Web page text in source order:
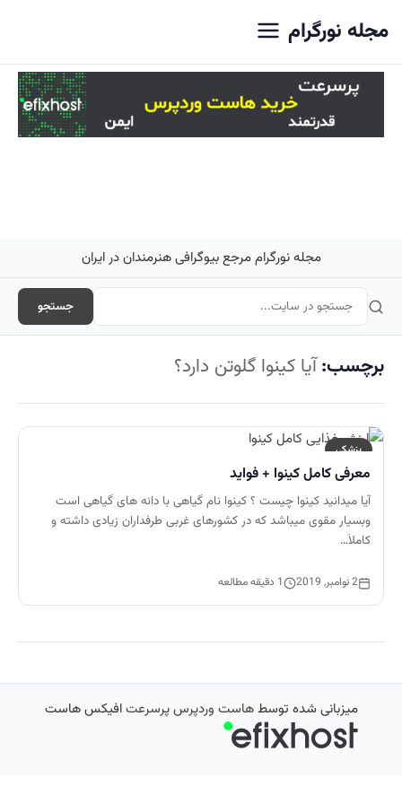
مجله نورگرام
مجله نورگرام مرجع بیوگرافی هنرمندان در ایران
جستجو
برچسب:آیا کینوا گلوتن دارد؟
پزشکی
معرفی کامل کینوا + فواید
آیا میدانید کینوا چیست ؟ کینوا نام گیاهی با دانه های گیاهی است
وبسیار مقوی میباشد که در کشورهای غربی طرفداران زیادی داشته و
کاملاَ…
2 نوامبر, 2019 1 دقیقه مطالعه
میزبانی شده توسطهاست وردپرس پرسرعتافیکس هاست